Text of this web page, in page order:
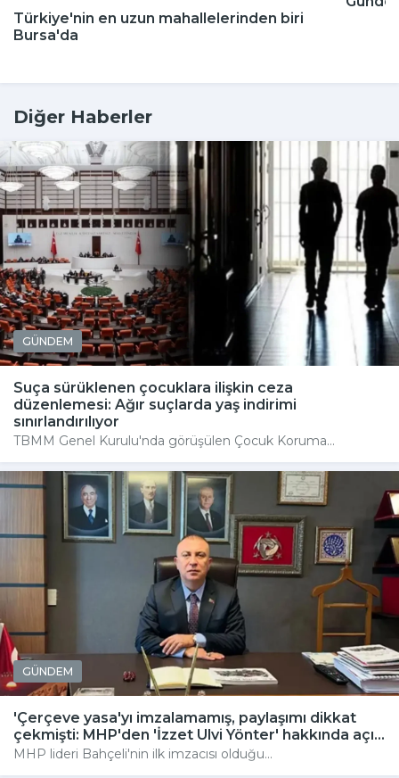
Türkiye'nin en uzun mahallelerinden biri
Bursa'da
Diğer Haberler
GÜNDEM
Suça sürüklenen çocuklara ilişkin ceza
düzenlemesi: Ağır suçlarda yaş indirimi
sınırlandırılıyor
TBMM Genel Kurulu'nda görüşülen Çocuk Koruma...
GÜNDEM
'Çerçeve yasa'yı imzalamamış, paylaşımı dikkat
çekmişti: MHP'den 'İzzet Ulvi Yönter' hakkında açı...
MHP lideri Bahçeli'nin ilk imzacısı olduğu...